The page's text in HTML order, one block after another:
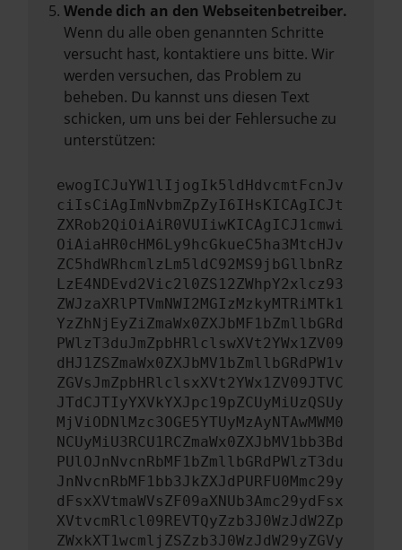
Wende dich an den Webseitenbetreiber.
Wenn du alle oben genannten Schritte
versucht hast, kontaktiere uns bitte. Wir
werden versuchen, das Problem zu
beheben. Du kannst uns diesen Text
schicken, um uns bei der Fehlersuche zu
unterstützen:
ewogICJuYW1lIjogIk5ldHdvcmtFcnJv
ciIsCiAgImNvbmZpZyI6IHsKICAgICJt
ZXRob2QiOiAiR0VUIiwKICAgICJ1cmwi
OiAiaHR0cHM6Ly9hcGkueC5ha3MtcHJv
ZC5hdWRhcmlzLm5ldC92MS9jbGllbnRz
LzE4NDEvd2Vic2l0ZS12ZWhpY2xlcz93
ZWJzaXRlPTVmNWI2MGIzMzkyMTRiMTk1
YzZhNjEyZiZmaWx0ZXJbMF1bZmllbGRd
PWlzT3duJmZpbHRlclswXVt2YWx1ZV09
dHJ1ZSZmaWx0ZXJbMV1bZmllbGRdPW1v
ZGVsJmZpbHRlclsxXVt2YWx1ZV09JTVC
JTdCJTIyYXVkYXJpc19pZCUyMiUzQSUy
MjViODNlMzc3OGE5YTUyMzAyNTAwMWM0
NCUyMiU3RCU1RCZmaWx0ZXJbMV1bb3Bd
PUlOJnNvcnRbMF1bZmllbGRdPWlzT3du
JnNvcnRbMF1bb3JkZXJdPURFU0Mmc29y
dFsxXVtmaWVsZF09aXNUb3Amc29ydFsx
XVtvcmRlcl09REVTQyZzb3J0WzJdW2Zp
ZWxkXT1wcmljZSZzb3J0WzJdW29yZGVy